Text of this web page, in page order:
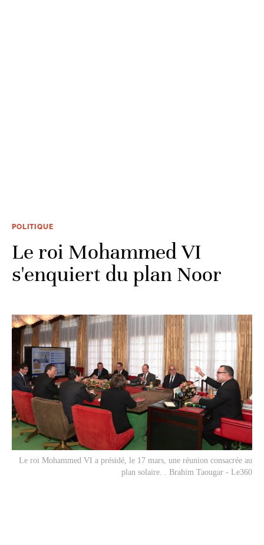
POLITIQUE
Le roi Mohammed VI
s'enquiert du plan Noor
Le roi Mohammed VI a présidé, le 17 mars, une réunion consacrée au
plan solaire. . Brahim Taougar - Le360